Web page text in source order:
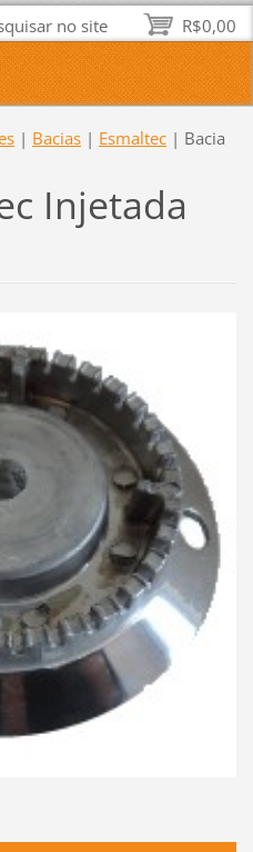
| Bacias | Esmaltec | Bacia
Injetada
R$0,00
no site